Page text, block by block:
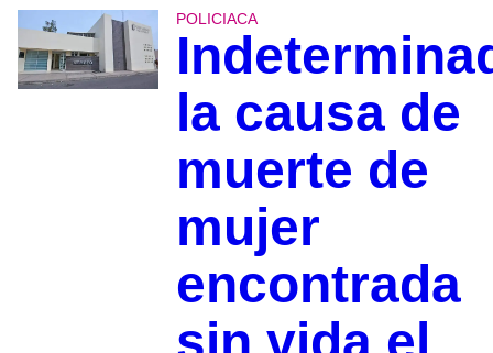
POLICIACA
la causa de
muerte de
mujer
encontrada
sin vida el